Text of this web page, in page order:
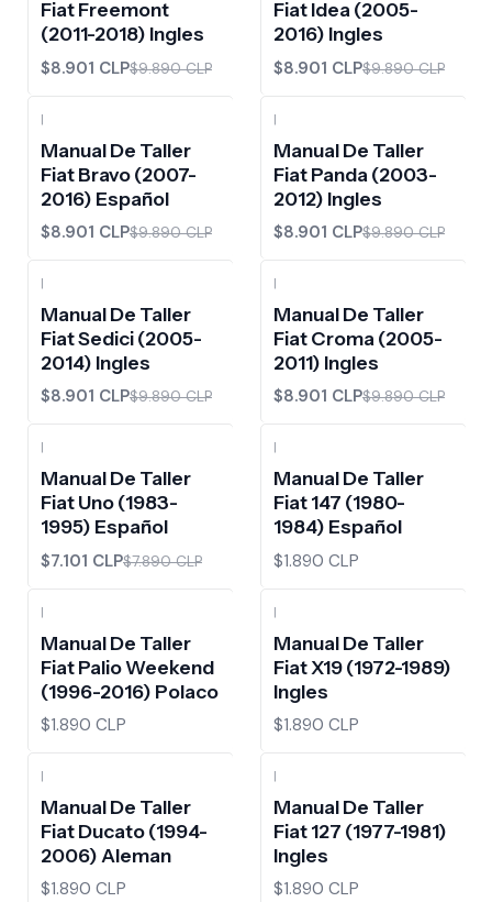
Fiat Freemont
(2011-2018) Ingles
$8.901 CLP$9.890 CLP
Fiat Idea (2005-
2016) Ingles
$8.901 CLP$9.890 CLP
|
Manual De Taller
Fiat Bravo (2007-
2016) Español
$8.901 CLP$9.890 CLP
|
Manual De Taller
Fiat Panda (2003-
2012) Ingles
$8.901 CLP$9.890 CLP
|
Manual De Taller
Fiat Sedici (2005-
2014) Ingles
$8.901 CLP$9.890 CLP
|
Manual De Taller
Fiat Croma (2005-
2011) Ingles
$8.901 CLP$9.890 CLP
|
Manual De Taller
Fiat Uno (1983-
1995) Español
$7.101 CLP$7.890 CLP
|
Manual De Taller
Fiat 147 (1980-
1984) Español
$1.890 CLP
|
Manual De Taller
Fiat Palio Weekend
(1996-2016) Polaco
$1.890 CLP
|
Manual De Taller
Fiat X19 (1972-1989)
Ingles
$1.890 CLP
|
Manual De Taller
Fiat Ducato (1994-
2006) Aleman
$1.890 CLP
|
Manual De Taller
Fiat 127 (1977-1981)
Ingles
$1.890 CLP